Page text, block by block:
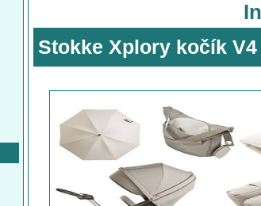
Stokke Xplory kočík V4